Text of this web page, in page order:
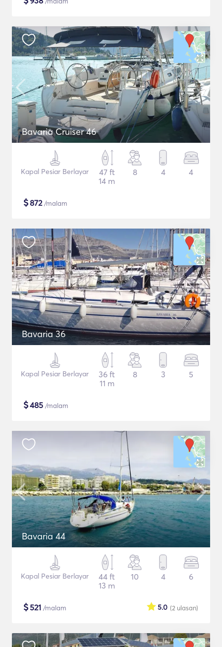
Bavaria Cruiser 46
Kapal Pesiar Berlayar
47 ft
14 m
8 4 4
$872/malam
Bavaria 36
Kapal Pesiar Berlayar
36 ft
11 m
8 3 5
$485 /malam
Bavaria 44
Kapal Pesiar Berlayar
44 ft
13 m
10 4 6
$521 /malam (2 ulasan)
5.0